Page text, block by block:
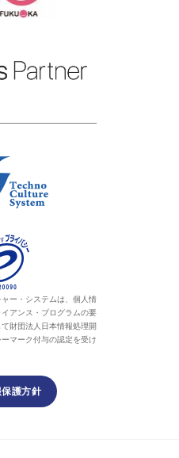
ー・システムは、個人情
アンス・プログラムの要
財団法人日本情報処理開
マーク付与の認定を受け
護方針